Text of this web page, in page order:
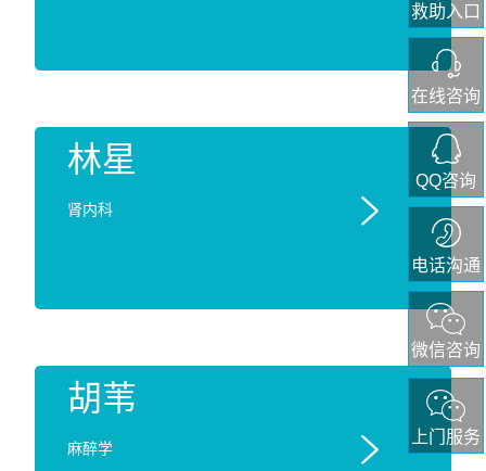
救助入口
在线咨询
QQ咨询
电话沟通
微信咨询
上门服务

林星
肾内科

胡苇
麻醉学